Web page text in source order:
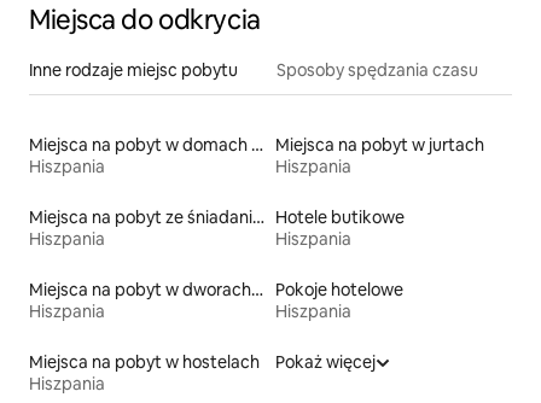
Miejsca do odkrycia
Inne rodzaje miejsc pobytu Sposoby spędzania czasu
Miejsca na pobyt w domach przy plaży
Hiszpania
Miejsca na pobyt w jurtach
Hiszpania
Miejsca na pobyt ze śniadaniem
Hiszpania
Hotele butikowe
Hiszpania
Miejsca na pobyt w dworach i rezydencjach
Hiszpania
Pokoje hotelowe
Hiszpania
Miejsca na pobyt w hostelach
Hiszpania
Pokaż więcej